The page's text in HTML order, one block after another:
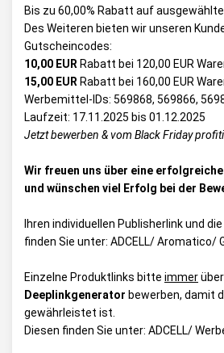
Bis zu 60,00% Rabatt auf
Des Weiteren bieten wir unseren
Gutscheincodes:
10,00 EUR Rabatt bei 120,00 EUR
15,00 EUR Rabatt bei 160,00 EUR
Werbemittel-IDs: 569868, 569866,
Laufzeit: 17.11.2025 bis 01.12.2025
Jetzt bewerben & vom Black Friday
Wir freuen uns über eine
und wünschen viel Erfolg bei der
Ihren individuellen Publisherlink und
finden Sie unter: ADCELL/ Aromatico/
Einzelne Produktlinks bitte immer
Deeplinkgenerator bewerben, damit
gewährleistet ist.
Diesen finden Sie unter: ADCELL/